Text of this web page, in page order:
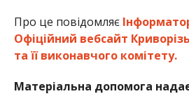
Про це повідомляє
Офіційний вебсайт
та її виконавчого комітету.
Матеріальна допомога